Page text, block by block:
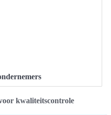
kwaliteitscontrole